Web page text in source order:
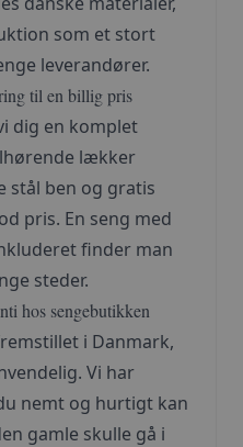
som et stort
leverandører.
til en billig pris
dig en komplet
lækker
stål ben og gratis
pris. En seng med
finder man
steder.
hos sengebutikken
i Danmark,
Vi har
nemt og hurtigt kan
gamle skulle gå i